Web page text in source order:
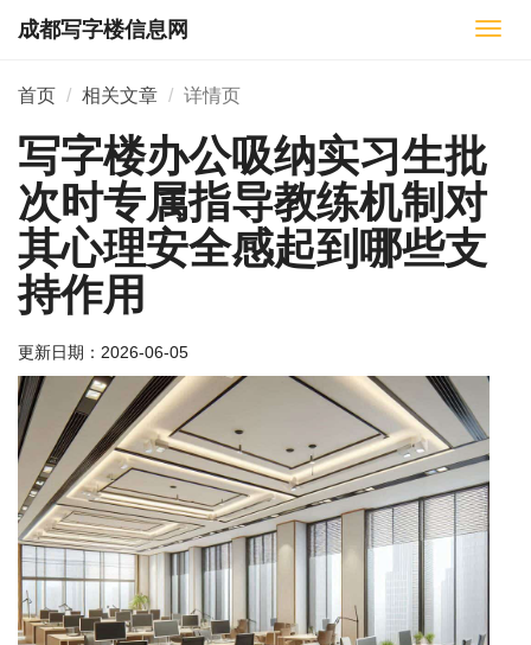
切
成都写字楼信息网
首页 相关文章 详情页
写字楼办公吸纳实习生批
次时专属指导教练机制对
其心理安全感起到哪些支
持作用
更新日期： 2026-06-05